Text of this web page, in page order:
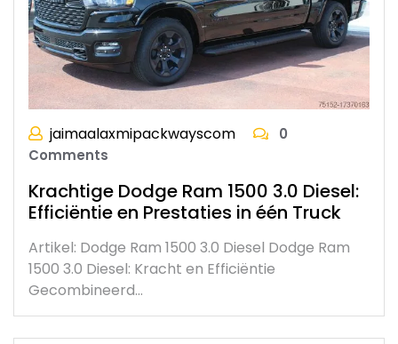
jaimaalaxmipackwayscom
0
Comments
Krachtige Dodge Ram 1500 3.0 Diesel:
Efficiëntie en Prestaties in één Truck
Artikel: Dodge Ram 1500 3.0 Diesel Dodge Ram
1500 3.0 Diesel: Kracht en Efficiëntie
Gecombineerd…